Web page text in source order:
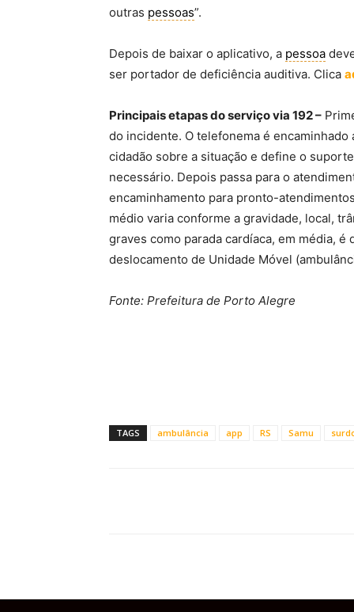
outras pessoas”.
Depois de baixar o aplicativo, a pessoa
ser portador de deficiência auditiva. Clica
Principais etapas do serviço via 192 –
do incidente. O telefonema é
cidadão sobre a situação e define o
necessário. Depois passa para o
encaminhamento para pronto-
médio varia conforme a gravidade, local,
graves como parada cardíaca, em média,
deslocamento de Unidade Móvel
Fonte: Prefeitura de Porto Alegre
TAGS ambulância app RS Samu